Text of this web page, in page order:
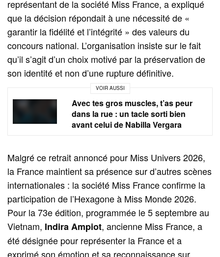
représentant de la société Miss France, a expliqué
que la décision répondait à une nécessité de «
garantir la fidélité et l’intégrité » des valeurs du
concours national. L’organisation insiste sur le fait
qu’il s’agit d’un choix motivé par la préservation de
son identité et non d’une rupture définitive.
VOIR AUSSI
Avec tes gros muscles, t’as peur
dans la rue : un tacle sorti bien
avant celui de Nabilla Vergara
Malgré ce retrait annoncé pour Miss Univers 2026,
la France maintient sa présence sur d’autres scènes
internationales : la société Miss France confirme la
participation de l’Hexagone à Miss Monde 2026.
Pour la 73e édition, programmée le 5 septembre au
Vietnam, Indira Ampiot, ancienne Miss France, a
été désignée pour représenter la France et a
exprimé son émotion et sa reconnaissance sur